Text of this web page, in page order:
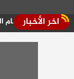
اخر الأخبار
الأحكام الشرعية